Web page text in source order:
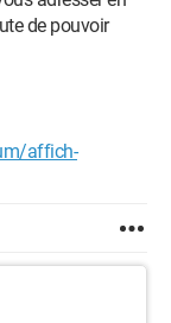
de pouvoir
affich-